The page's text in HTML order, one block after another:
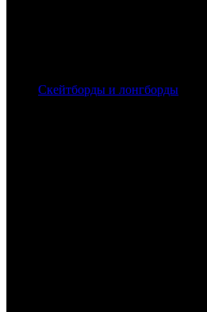
Скейтборды и лонгборды